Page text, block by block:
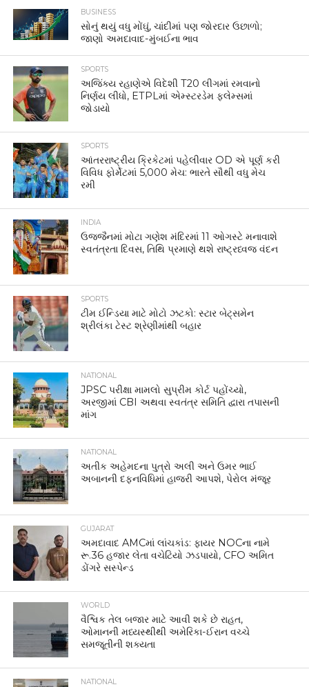
BUSINESS
સોનું થયું વધુ મોંઘું, ચાંદીમાં પણ જોરદાર ઉછાળો;
જાણો અમદાવાદ-મુંબઈના ભાવ
SPORTS
અજિંક્ય રહાણેએ વિદેશી T20 લીગમાં રમવાનો
નિર્ણય લીધો, ETPLમાં એમ્સ્ટરડેમ ફ્લેમ્સમાં
જોડાયો
SPORTS
આંતરરાષ્ટ્રીય ક્રિકેટમાં પહેલીવાર OD એ પૂર્ણ કરી
વિવિધ ફોર્મેટમાં 5,000 મેચ: ભારતે સૌથી વધુ મેચ
રમી
INDIA
ઉજ્જૈનમાં મોટા ગણેશ મંદિરમાં 11 ઓગસ્ટે મનાવાશે
સ્વતંત્રતા દિવસ, તિથિ પ્રમાણે થશે રાષ્ટ્રધ્વજ વંદન
SPORTS
ટીમ ઈન્ડિયા માટે મોટો ઝટકો: સ્ટાર બેટ્સમેન
શ્રીલંકા ટેસ્ટ શ્રેણીમાંથી બહાર
NATIONAL
JPSC પરીક્ષા મામલો સુપ્રીમ કોર્ટ પહોંચ્યો,
અરજીમાં CBI અથવા સ્વતંત્ર સમિતિ દ્વારા તપાસની
માંગ
NATIONAL
અતીક અહેમદના પુત્રો અલી અને ઉમર ભાઈ
અબાનની દફનવિધિમાં હાજરી આપશે, પેરોલ મંજૂર
GUJARAT
અમદાવાદ AMCમાં લાંચકાંડ: ફાયર NOCના નામે
રૂ.36 હજાર લેતા વચેટિયો ઝડપાયો, CFO અમિત
ડોંગરે સસ્પેન્ડ
WORLD
વૈશ્વિક તેલ બજાર માટે આવી શકે છે રાહત,
ઓમાનની મધ્યસ્થીથી અમેરિકા-ઈરાન વચ્ચે
સમજૂતીની શક્યતા
NATIONAL